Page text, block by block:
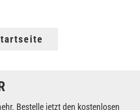
Bestelle jetzt den kostenlosen